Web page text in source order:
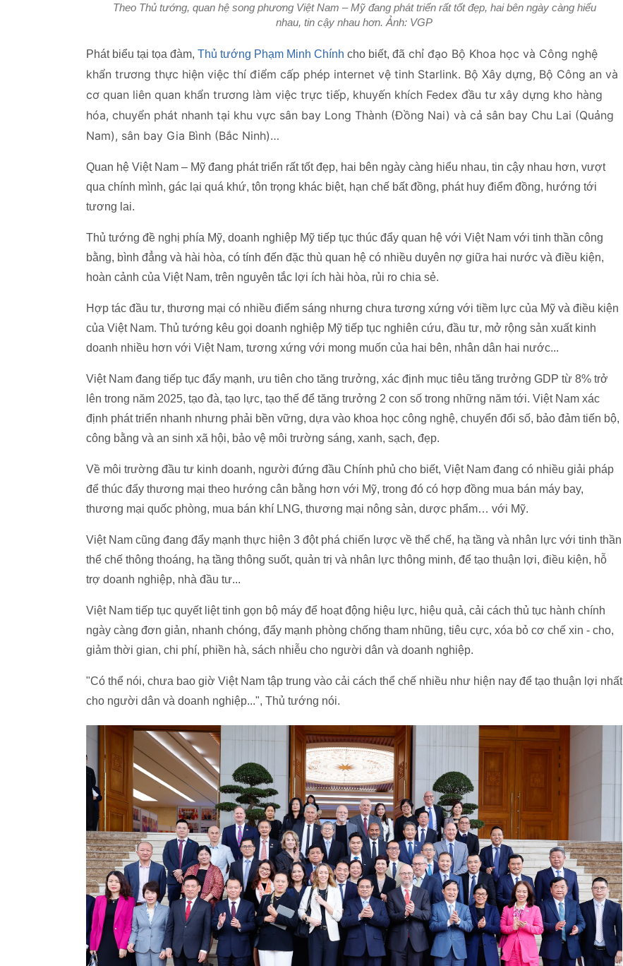
Theo Thủ tướng, quan hệ song phương Việt Nam – Mỹ đang phát triển rất tốt đẹp, hai bên ngày càng hiểu
nhau, tin cậy nhau hơn. Ảnh: VGP
Phát biểu tại tọa đàm, Thủ tướng Phạm Minh Chính cho biết, đã chỉ đạo Bộ Khoa học và Công nghệ
khẩn trương thực hiện việc thí điểm cấp phép internet vệ tinh Starlink. Bộ Xây dựng, Bộ Công an và
cơ quan liên quan khẩn trương làm việc trực tiếp, khuyến khích Fedex đầu tư xây dựng kho hàng
hóa, chuyển phát nhanh tại khu vực sân bay Long Thành (Đồng Nai) và cả sân bay Chu Lai (Quảng
Nam), sân bay Gia Bình (Bắc Ninh)…
Quan hệ Việt Nam – Mỹ đang phát triển rất tốt đẹp, hai bên ngày càng hiểu nhau, tin cậy nhau hơn, vượt
qua chính mình, gác lại quá khứ, tôn trọng khác biệt, hạn chế bất đồng, phát huy điểm đồng, hướng tới
tương lai.
Thủ tướng đề nghị phía Mỹ, doanh nghiệp Mỹ tiếp tục thúc đẩy quan hệ với Việt Nam với tinh thần công
bằng, bình đẳng và hài hòa, có tính đến đặc thù quan hệ có nhiều duyên nợ giữa hai nước và điều kiện,
hoàn cảnh của Việt Nam, trên nguyên tắc lợi ích hài hòa, rủi ro chia sẻ.
Hợp tác đầu tư, thương mại có nhiều điểm sáng nhưng chưa tương xứng với tiềm lực của Mỹ và điều kiện
của Việt Nam. Thủ tướng kêu gọi doanh nghiệp Mỹ tiếp tục nghiên cứu, đầu tư, mở rộng sản xuất kinh
doanh nhiều hơn với Việt Nam, tương xứng với mong muốn của hai bên, nhân dân hai nước...
Việt Nam đang tiếp tục đẩy mạnh, ưu tiên cho tăng trưởng, xác định mục tiêu tăng trưởng GDP từ 8% trở
lên trong năm 2025, tạo đà, tạo lực, tạo thế để tăng trưởng 2 con số trong những năm tới. Việt Nam xác
định phát triển nhanh nhưng phải bền vững, dựa vào khoa học công nghệ, chuyển đổi số, bảo đảm tiến bộ,
công bằng và an sinh xã hội, bảo vệ môi trường sáng, xanh, sạch, đẹp.
Về môi trường đầu tư kinh doanh, người đứng đầu Chính phủ cho biết, Việt Nam đang có nhiều giải pháp
để thúc đẩy thương mại theo hướng cân bằng hơn với Mỹ, trong đó có hợp đồng mua bán máy bay,
thương mại quốc phòng, mua bán khí LNG, thương mại nông sản, dược phẩm… với Mỹ.
Việt Nam cũng đang đẩy mạnh thực hiện 3 đột phá chiến lược về thể chế, hạ tầng và nhân lực với tinh thần
thể chế thông thoáng, hạ tầng thông suốt, quản trị và nhân lực thông minh, để tạo thuận lợi, điều kiện, hỗ
trợ doanh nghiệp, nhà đầu tư...
Việt Nam tiếp tục quyết liệt tinh gọn bộ máy để hoạt động hiệu lực, hiệu quả, cải cách thủ tục hành chính
ngày càng đơn giản, nhanh chóng, đẩy mạnh phòng chống tham nhũng, tiêu cực, xóa bỏ cơ chế xin - cho,
giảm thời gian, chi phí, phiền hà, sách nhiễu cho người dân và doanh nghiệp.
"Có thể nói, chưa bao giờ Việt Nam tập trung vào cải cách thể chế nhiều như hiện nay để tạo thuận lợi nhất
cho người dân và doanh nghiệp...", Thủ tướng nói.